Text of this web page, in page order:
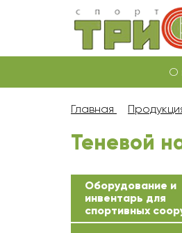
О
Главная
Теневой
Оборудование и
инвентарь для
спортивных